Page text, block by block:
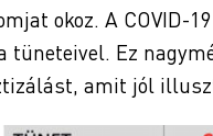
okoz. A COVID-
tüneteivel. Ez
amit jól